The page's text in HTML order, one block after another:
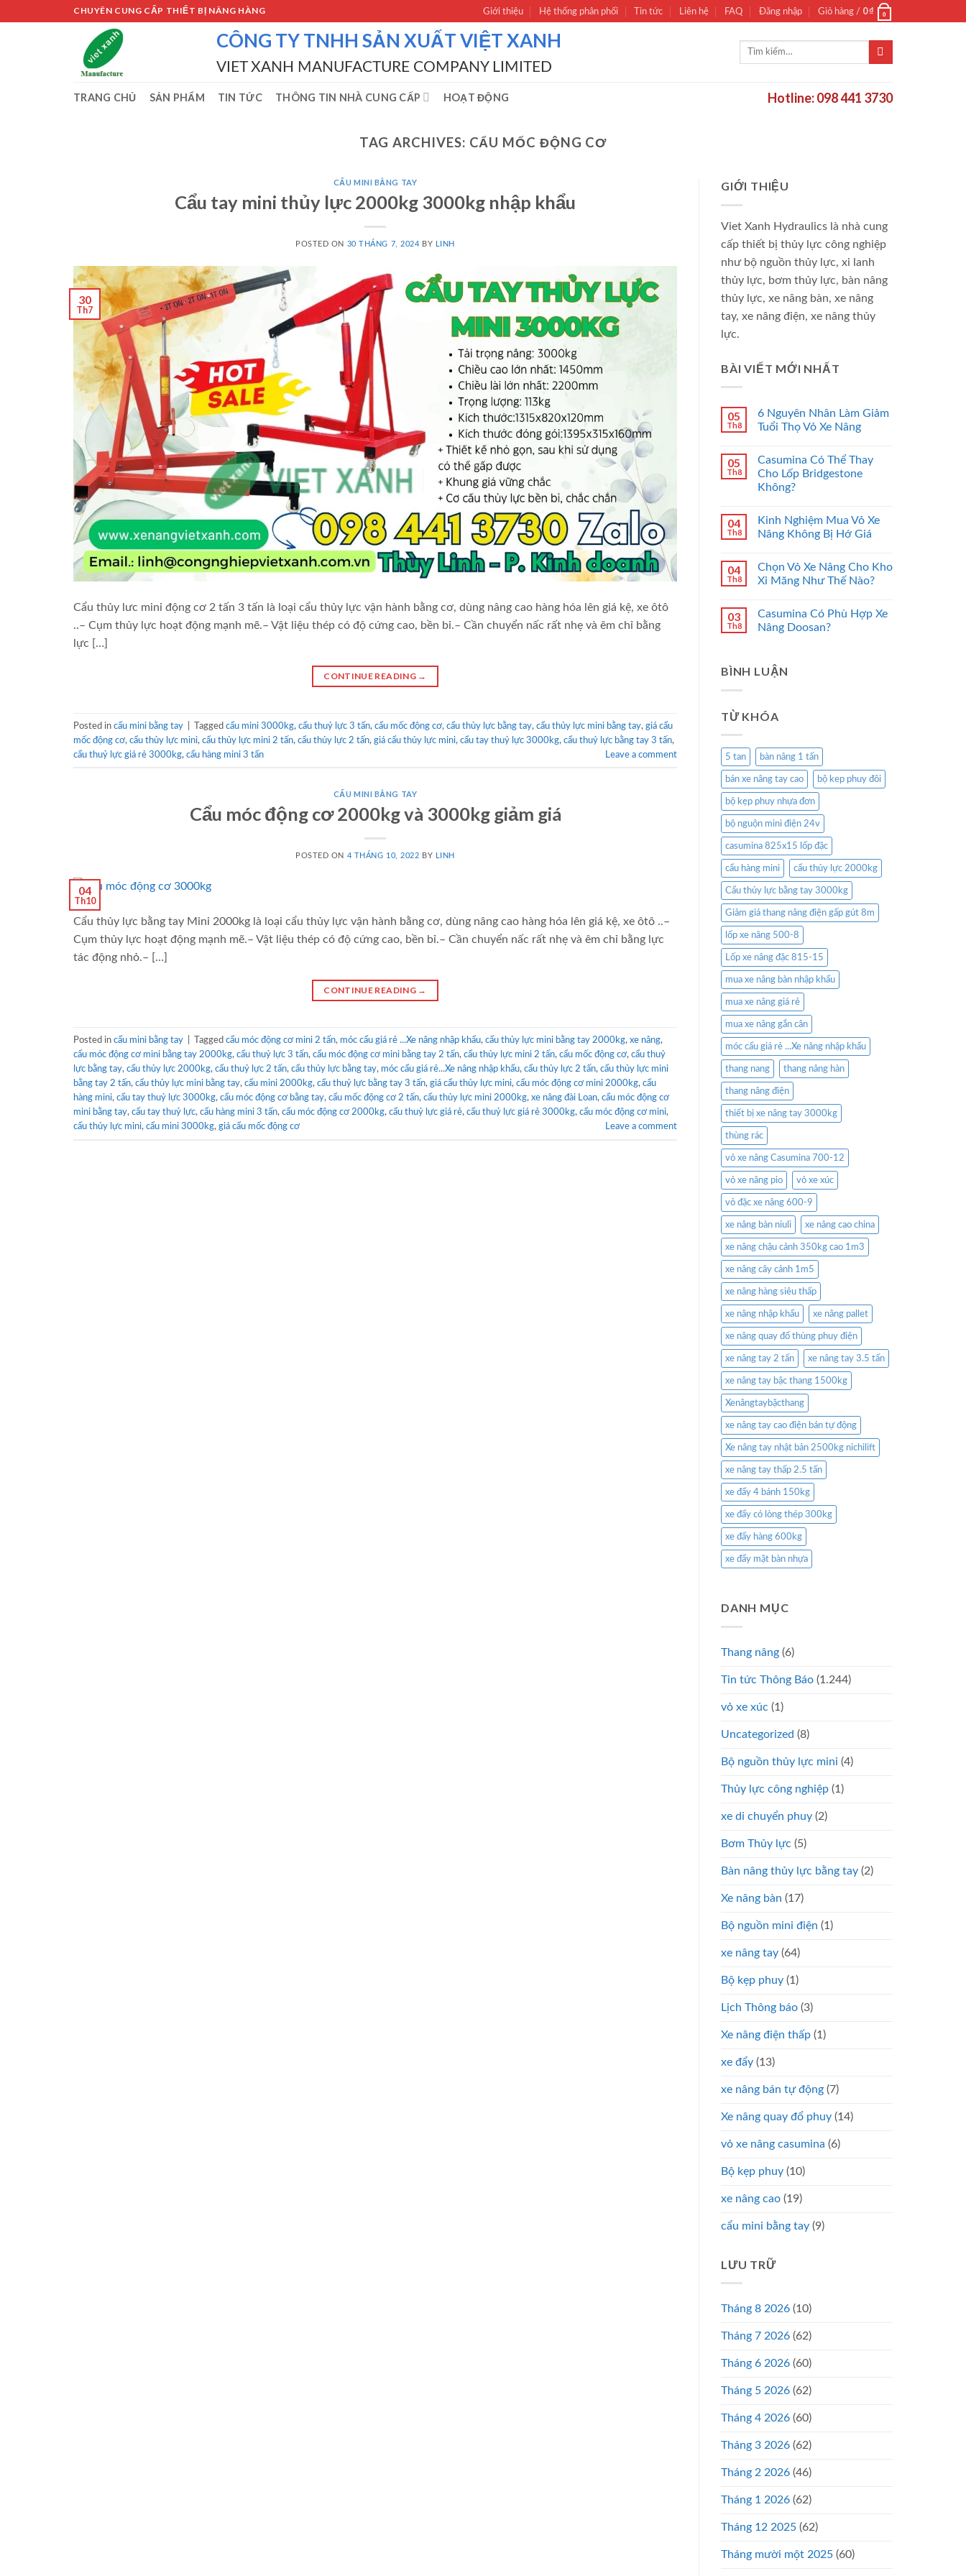
to
CHUYÊN CUNG CẤP THIẾT BỊ NÂNG HÀNG Giới thiệu Hệ thống phân phối Tin tức Liên hệ FAQ Đăng nhập Giỏ hàng / 0₫ 0
CÔNG TY TNHH SẢN XUẤT VIỆT XANH
VIET XANH MANUFACTURE COMPANY LIMITED
Tìm
TRANG CHỦ SẢN PHẨM TIN TỨC THÔNG TIN NHÀ CUNG CẤP HOẠT ĐỘNG Hotline: 098 441 3730
TAG ARCHIVES: CẨU MỐC ĐỘNG CƠ
CẨU MINI BẰNG TAY
Cẩu tay mini thủy lực 2000kg 3000kg nhập khẩu
POSTED ON 30 THÁNG 7, 2024 BY LINH
30
Th7
Cẩu thủy lưc mini động cơ 2 tấn 3 tấn là loại cẩu thủy lực vận hành bằng cơ, dùng nâng cao hàng hóa lên giá kệ, xe ôtô
..– Cụm thủy lực hoạt động mạnh mẽ.– Vật liệu thép có độ cứng cao, bền bỉ.– Cần chuyển nấc rất nhẹ và êm chỉ bằng
lực […]
CONTINUE READING →
Posted in cẩu mini bằng tay Tagged cẩu mini 3000kg, cẩu thuỷ lực 3 tấn, cẩu mốc động cơ, cẩu thủy lực bằng tay, cẩu thủy lực mini bằng tay, giá cẩu
mốc động cơ, cẩu thủy lực mini, cẩu thủy lực mini 2 tấn, cẩu thủy lực 2 tấn, giá cẩu thủy lực mini, cẩu tay thuỷ lực 3000kg, cẩu thuỷ lực bằng tay 3 tấn,
cẩu thuỷ lực giá rẻ 3000kg, cẩu hàng mini 3 tấn Leave a comment
CẨU MINI BẰNG TAY
Cẩu móc động cơ 2000kg và 3000kg giảm giá
POSTED ON 4 THÁNG 10, 2022 BY LINH
04
Th10
Cẩu thủy lực bằng tay Mini 2000kg là loại cẩu thủy lực vận hành bằng cơ, dùng nâng cao hàng hóa lên giá kệ, xe ôtô ..–
Cụm thủy lực hoạt động mạnh mẽ.– Vật liệu thép có độ cứng cao, bền bỉ.– Cần chuyển nấc rất nhẹ và êm chỉ bằng lực
tác động nhỏ.– […]
CONTINUE READING →
Posted in cẩu mini bằng tay Tagged cẩu móc động cơ mini 2 tấn, móc cẩu giá rẻ ...Xe nâng nhập khẩu, cẩu thủy lực mini bằng tay 2000kg, xe nâng,
cẩu móc động cơ mini bằng tay 2000kg, cẩu thuỷ lực 3 tấn, cẩu móc động cơ mini bằng tay 2 tấn, cẩu thủy lực mini 2 tấn, cẩu mốc động cơ, cẩu thuỷ
lực bằng tay, cẩu thủy lực 2000kg, cẩu thuỷ lực 2 tấn, cẩu thủy lực bằng tay, móc cẩu giá rẻ...Xe nâng nhập khẩu, cẩu thủy lực 2 tấn, cẩu thủy lực mini
bằng tay 2 tấn, cẩu thủy lực mini bằng tay, cẩu mini 2000kg, cẩu thuỷ lực bằng tay 3 tấn, giá cẩu thủy lực mini, cẩu móc động cơ mini 2000kg, cẩu
hàng mini, cẩu tay thuỷ lực 3000kg, cẩu móc động cơ bằng tay, cẩu mốc động cơ 2 tấn, cẩu thủy lực mini 2000kg, xe nâng đài Loan, cẩu móc động cơ
mini bằng tay, cẩu tay thuỷ lực, cẩu hàng mini 3 tấn, cẩu móc động cơ 2000kg, cẩu thuỷ lực giá rẻ, cẩu thuỷ lực giá rẻ 3000kg, cẩu móc động cơ mini,
cẩu thủy lực mini, cẩu mini 3000kg, giá cẩu mốc động cơ Leave a comment
GIỚI THIỆU
Viet Xanh Hydraulics là nhà cung
cấp thiết bị thủy lực công nghiệp
như bộ nguồn thủy lực, xi lanh
thủy lực, bơm thủy lực, bàn nâng
thủy lực, xe nâng bàn, xe nâng
tay, xe nâng điện, xe nâng thủy
lực.
BÀI VIẾT MỚI NHẤT
05
Th8
6 Nguyên Nhân Làm Giảm
Tuổi Thọ Vỏ Xe Nâng
05
Th8
Casumina Có Thể Thay
Cho Lốp Bridgestone
Không?
04
Th8
Kinh Nghiệm Mua Vỏ Xe
Nâng Không Bị Hớ Giá
04
Th8
Chọn Vỏ Xe Nâng Cho Kho
Xi Măng Như Thế Nào?
03
Th8
Casumina Có Phù Hợp Xe
Nâng Doosan?
BÌNH LUẬN
TỪ KHÓA
5 tan bàn nâng 1 tấn
bán xe nâng tay cao bộ kep phuy đôi
bộ kẹp phuy nhựa đơn
bộ nguộn mini điện 24v
casumina 825x15 lốp đặc
cẩu hàng mini cẩu thủy lực 2000kg
Cẩu thủy lực bằng tay 3000kg
Giảm giá thang nâng điện gấp gút 8m
lốp xe nâng 500-8
Lốp xe nâng đặc 815-15
mua xe nâng bàn nhập khẩu
mua xe nâng giá rẻ
mua xe nâng gắn cân
móc cẩu giá rẻ ...Xe nâng nhập khẩu
thang nang thang nâng hàn
thang nâng điện
thiết bị xe nâng tay 3000kg
thùng rác
vỏ xe nâng Casumina 700-12
vỏ xe nâng pio vỏ xe xúc
vỏ đặc xe nâng 600-9
xe nâng bàn niuli xe nâng cao china
xe nâng chậu cảnh 350kg cao 1m3
xe nâng cây cảnh 1m5
xe nâng hàng siêu thấp
xe nâng nhập khẩu xe nâng pallet
xe nâng quay đổ thùng phuy điện
xe nâng tay 2 tấn xe nâng tay 3.5 tấn
xe nâng tay bậc thang 1500kg
Xenângtaybặcthang
xe nâng tay cao điện bán tự động
Xe nâng tay nhật bản 2500kg nichilift
xe nâng tay thấp 2.5 tấn
xe đẩy 4 bánh 150kg
xe đẩy có lòng thép 300kg
xe đẩy hàng 600kg
xe đẩy mặt bàn nhựa
DANH MỤC
Thang nâng (6)
Tin tức Thông Báo (1.244)
vỏ xe xúc (1)
Uncategorized (8)
Bộ nguồn thủy lực mini (4)
Thủy lực công nghiệp (1)
xe di chuyển phuy (2)
Bơm Thủy lực (5)
Bàn nâng thủy lực bằng tay (2)
Xe nâng bàn (17)
Bộ nguồn mini điện (1)
xe nâng tay (64)
Bộ kẹp phuy (1)
Lịch Thông báo (3)
Xe nâng điện thấp (1)
xe đẩy (13)
xe nâng bán tự động (7)
Xe nâng quay đổ phuy (14)
vỏ xe nâng casumina (6)
Bộ kẹp phuy (10)
xe nâng cao (19)
cẩu mini bằng tay (9)
LƯU TRỮ
Tháng 8 2026 (10)
Tháng 7 2026 (62)
Tháng 6 2026 (60)
Tháng 5 2026 (62)
Tháng 4 2026 (60)
Tháng 3 2026 (62)
Tháng 2 2026 (46)
Tháng 1 2026 (62)
Tháng 12 2025 (62)
Tháng mười một 2025 (60)